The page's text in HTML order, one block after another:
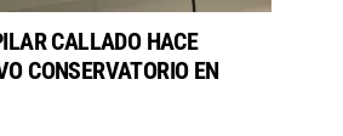
CALLADO HACE
CONSERVATORIO EN